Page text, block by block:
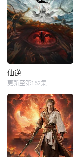
仙逆
更新至第152集